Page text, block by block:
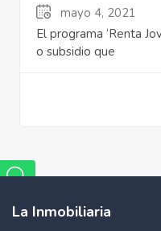
mayo 4, 2021
El programa ‘Renta
o subsidio que
La Inmobiliaria